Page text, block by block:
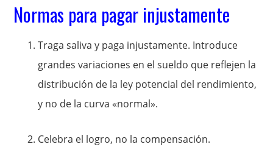
Normas para pagar injustamente
Traga saliva y paga injustamente. Introduce
grandes variaciones en el sueldo que reflejen la
distribución de la ley potencial del rendimiento,
y no de la curva «normal».
Celebra el logro, no la compensación.